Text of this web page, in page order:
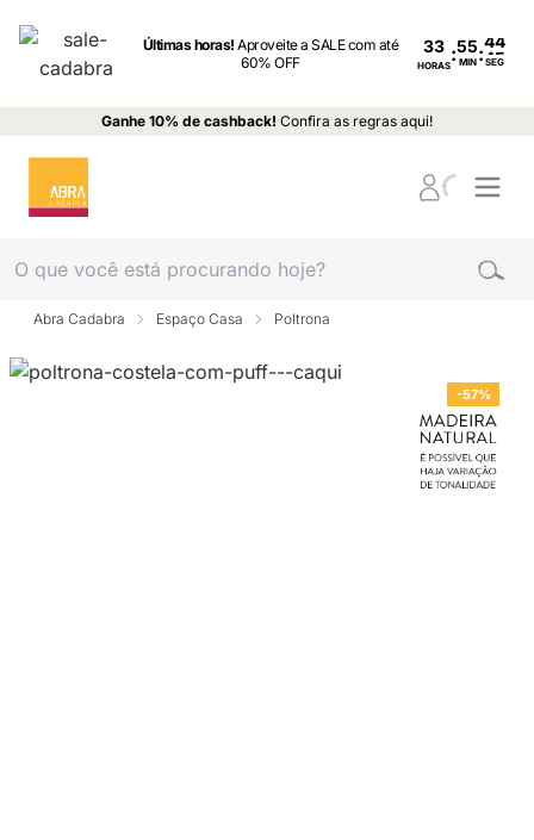
Últimas horas!Aproveite a SALE com até
60% OFF
33
HORAS: MIN : SEG
Ganhe 10% de cashback! Confira as regras aqui!
Abra Cadabra Espaço Casa Poltrona
-57%